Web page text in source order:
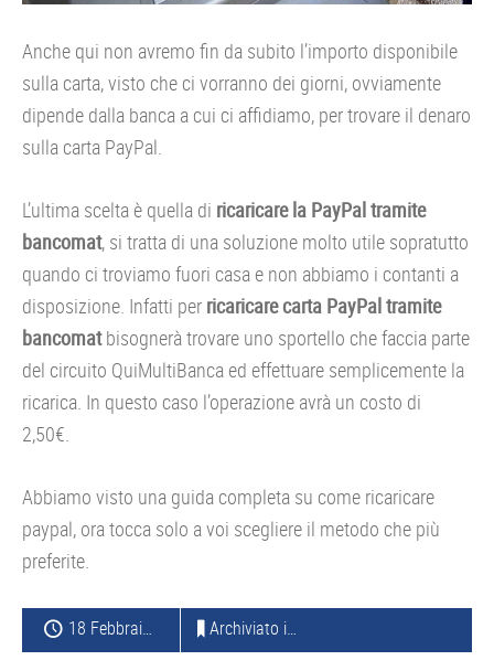
Anche qui non avremo fin da subito l’importo disponibile
sulla carta, visto che ci vorranno dei giorni, ovviamente
dipende dalla banca a cui ci affidiamo, per trovare il denaro
sulla carta PayPal.
L’ultima scelta è quella di ricaricare la PayPal tramite
bancomat, si tratta di una soluzione molto utile sopratutto
quando ci troviamo fuori casa e non abbiamo i contanti a
disposizione. Infatti per ricaricare carta PayPal tramite
bancomatbisognerà trovare uno sportello che faccia parte
del circuito QuiMultiBanca ed effettuare semplicemente la
ricarica. In questo caso l’operazione avrà un costo di
2,50€.
Abbiamo visto una guida completa su come ricaricare
paypal, ora tocca solo a voi scegliere il metodo che più
preferite.
18 Febbraio 2016 Archiviato in: